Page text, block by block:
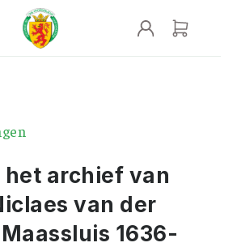
het archief van
van der
1636-